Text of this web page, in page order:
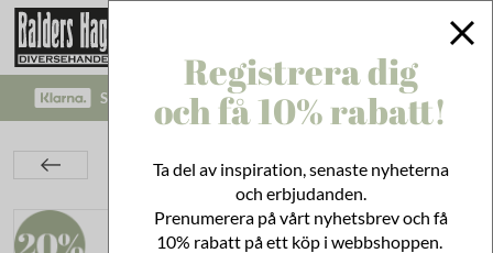
SÄKRA BETALNINGAR MED KLARNA CHECKOUT!
Bunny Plush Ljusrosa
Registrera dig
och få 10% rabatt!
Ta del av inspiration, senaste nyheterna
och erbjudanden.
Prenumerera på vårt nyhetsbrev och få
10% rabatt på ett köp i webbshoppen.